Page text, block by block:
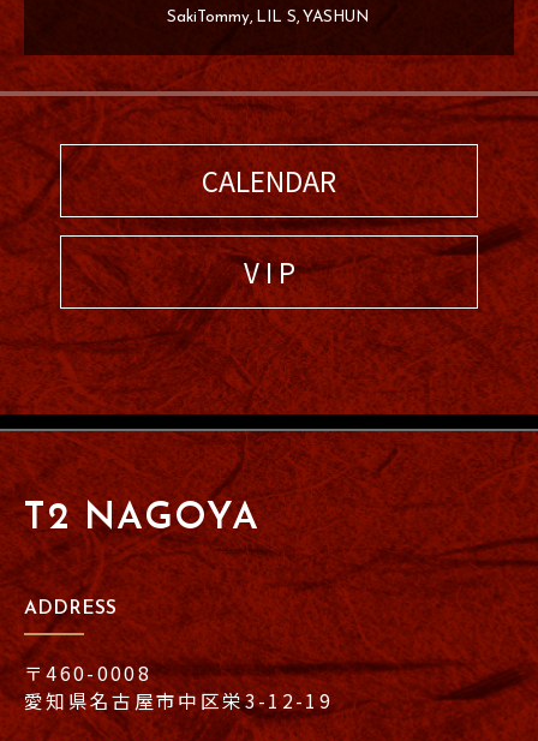
SakiTommy LIL S YASHUN
CALENDAR
V I P
T2 NAGOYA
ADDRESS
〒460-0008
愛知県名古屋市中区栄3-12-19